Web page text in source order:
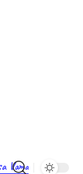
Vama